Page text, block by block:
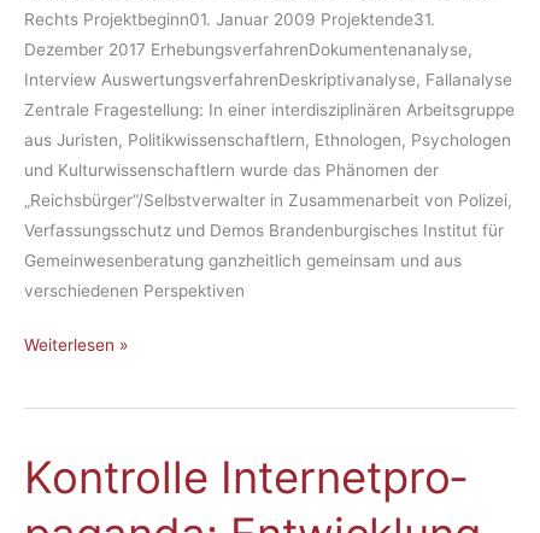
Rechts Projektbeginn01. Januar 2009 Projektende31.
Dezember 2017 ErhebungsverfahrenDokumentenanalyse,
Interview AuswertungsverfahrenDeskriptivanalyse, Fallanalyse
Zentrale Fragestellung: In einer interdisziplinären Arbeitsgruppe
aus Juristen, Politikwissenschaftlern, Ethnologen, Psychologen
und Kulturwissenschaftlern wurde das Phänomen der
„Reichsbürger“/Selbstverwalter in Zusammenarbeit von Polizei,
Verfassungsschutz und Demos Brandenburgisches Institut für
Gemeinwesenberatung ganzheitlich gemeinsam und aus
verschiedenen Perspektiven
zwi­
schen
Wahn
und
Rol­
len­
spiel
Weiterlesen »
Kon­trol­le In­ter­net­pro­
Kon­
trol­
le